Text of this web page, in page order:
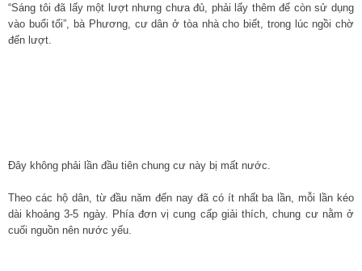
“Sáng tôi đã lấy một lượt nhưng chưa đủ, phải lấy thêm để còn sử dụng
vào buổi tối”, bà Phương, cư dân ở tòa nhà cho biết, trong lúc ngồi chờ
đến lượt.
Đây không phải lần đầu tiên chung cư này bị mất nước.
Theo các hộ dân, từ đầu năm đến nay đã có ít nhất ba lần, mỗi lần kéo
dài khoảng 3-5 ngày. Phía đơn vị cung cấp giải thích, chung cư nằm ở
cuối nguồn nên nước yếu.